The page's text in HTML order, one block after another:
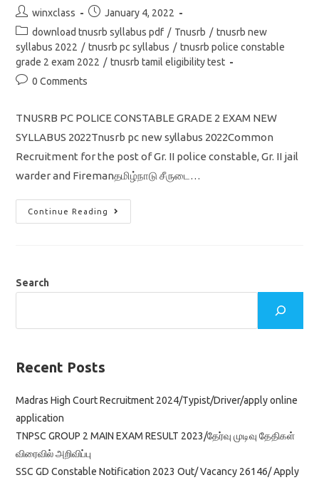
Post
author:
winxclass
Post
published:
January 4, 2022
Post
category:
download tnusrb syllabus pdf / Tnusrb / tnusrb new
syllabus 2022 / tnusrb pc syllabus / tnusrb police constable
grade 2 exam 2022 / tnusrb tamil eligibility test
Post0 Comments
TNUSRB PC POLICE CONSTABLE GRADE 2 EXAM NEW
SYLLABUS 2022Tnusrb pc new syllabus 2022Common
Recruitment for the post of Gr. II police constable, Gr. II jail
warder and Firemanதமிழ்நாடு சீருடை…
Continue Reading
TNUSRB
PC
Test
நிலை
Search
Recent Posts
Madras High Court Recruitment 2024/Typist/Driver/apply online
application
TNPSC GROUP 2 MAIN EXAM RESULT 2023/தேர்வு முடிவு தேதிகள்
விரைவில் அறிவிப்பு
SSC GD Constable Notification 2023 Out/ Vacancy 26146/ Apply